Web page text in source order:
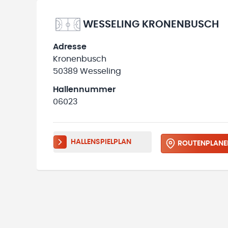
WESSELING KRONENBUSCH
Adresse
Kronenbusch
50389 Wesseling
Hallennummer
06023
HALLENSPIELPLAN